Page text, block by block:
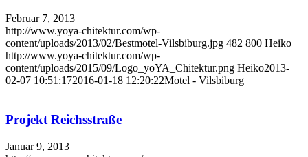
Februar 7, 2013
http://www.yoya-chitektur.com/wp-
content/uploads/2013/02/Bestmotel-Vilsbiburg.jpg 482 800 Heiko
http://www.yoya-chitektur.com/wp-
content/uploads/2015/09/Logo_yoYA_Chitektur.png Heiko2013-
02-07 10:51:172016-01-18 12:20:22Motel - Vilsbiburg
Projekt Reichsstraße
Januar 9, 2013